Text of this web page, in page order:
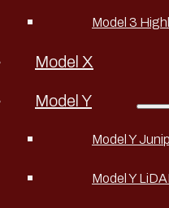
Model 3
Model X
Model Y
Model Y
Model Y